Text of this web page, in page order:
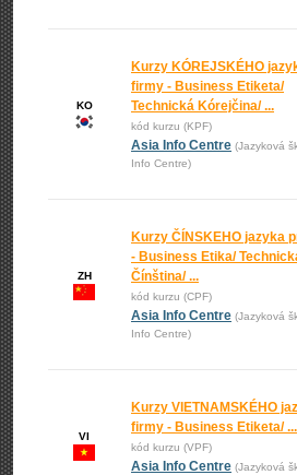
KO
Kurzy KÓREJSKÉHO
firmy - Business Etiketa/
Technická Kórejčina/ ...
kód kurzu (KPF)
Asia Info Centre (Jazyková
Info Centre)
ZH
Kurzy ČÍNSKEHO jazyka
- Business Etika/
Čínština/ ...
kód kurzu (CPF)
Asia Info Centre (Jazyková
Info Centre)
VI
Kurzy VIETNAMSKÉHO
firmy - Business Etiketa/ ...
kód kurzu (VPF)
Asia Info Centre (Jazyková